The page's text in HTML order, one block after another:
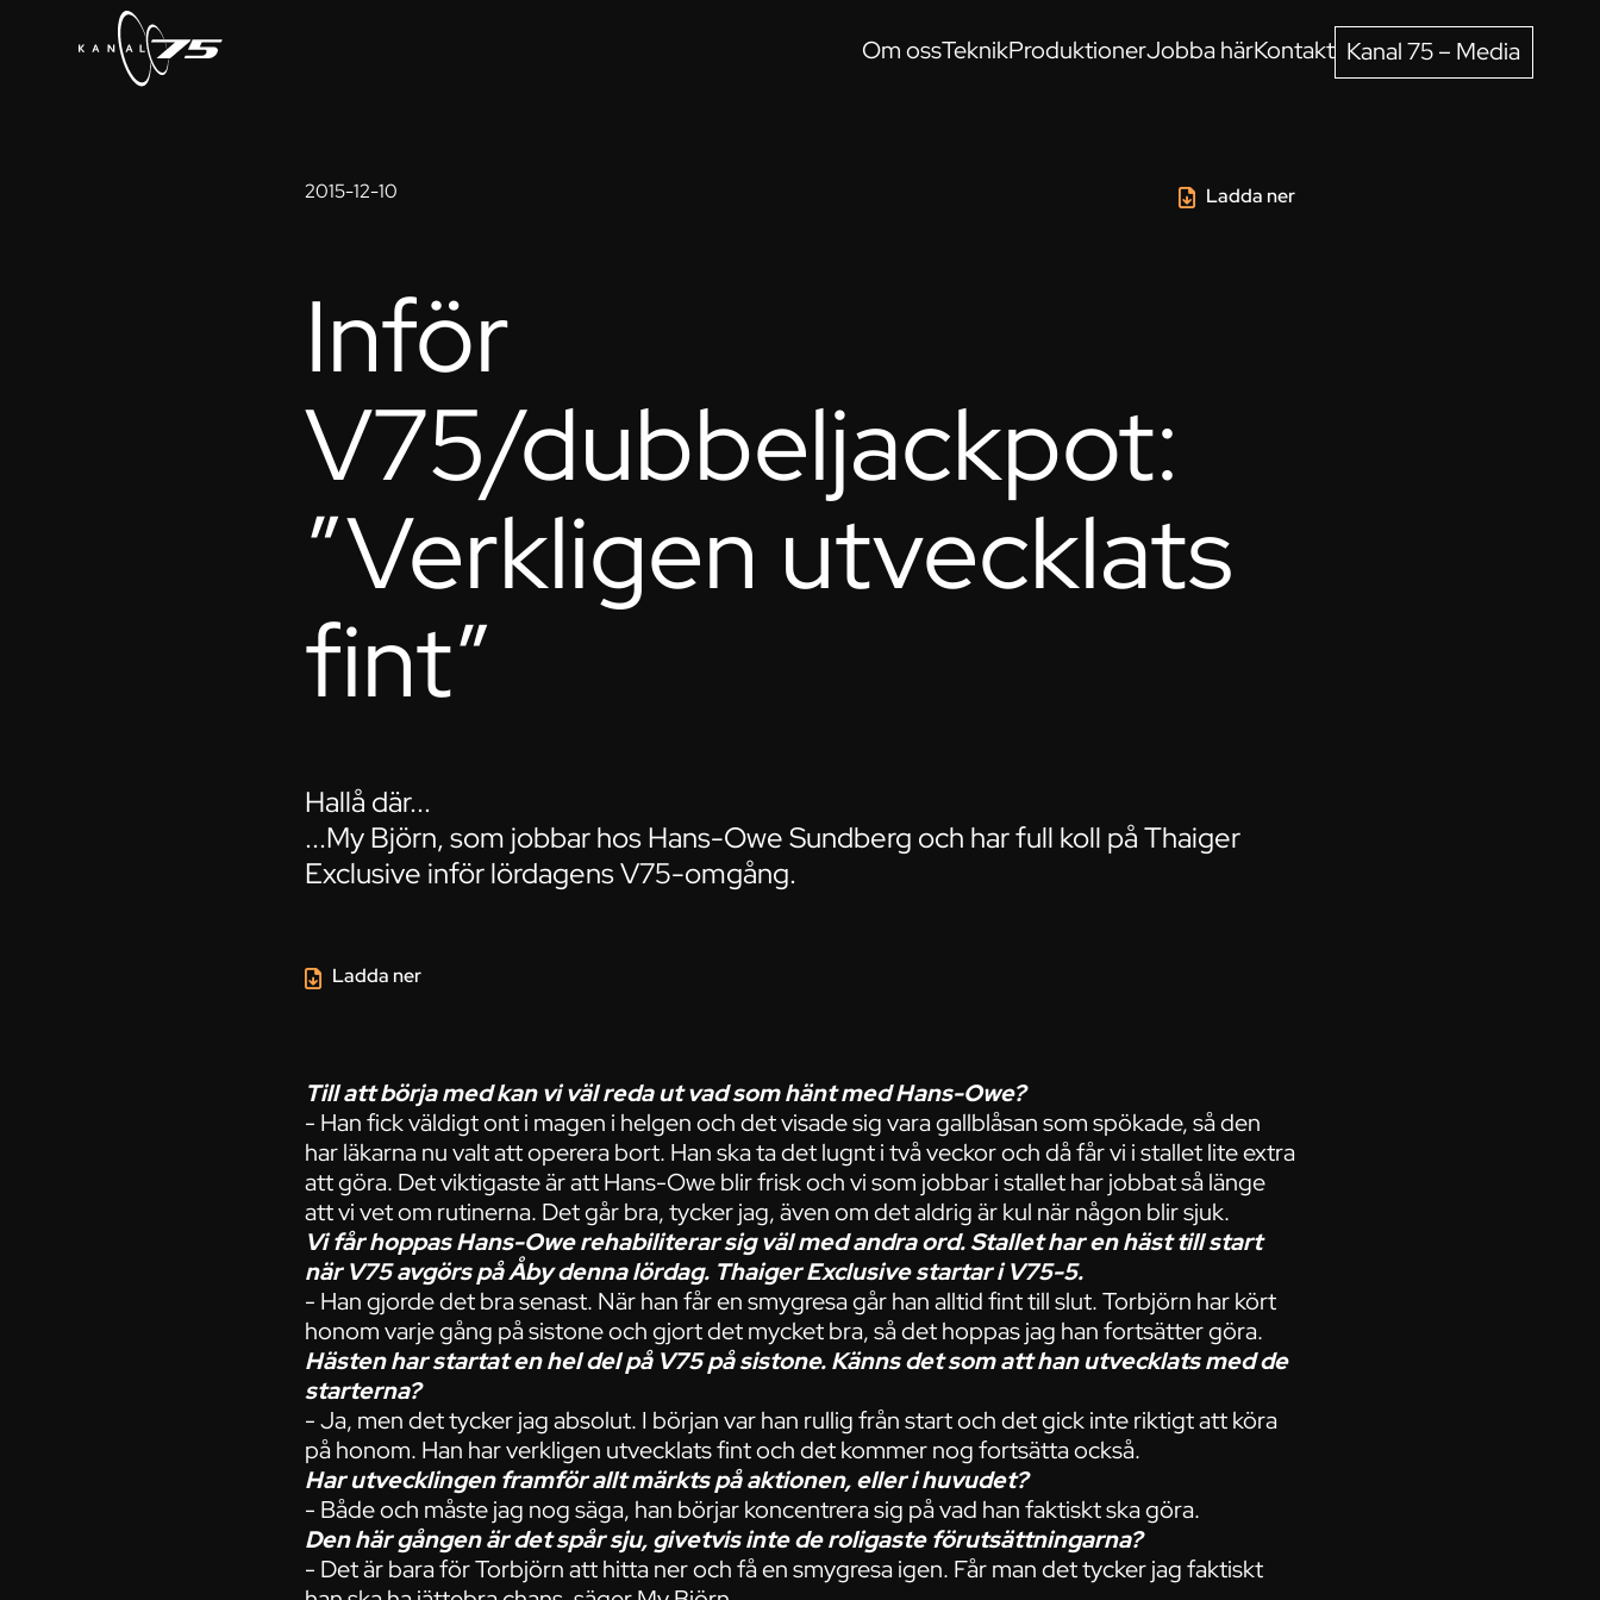
Om ossTeknikProduktionerJobba härKontakt Kanal 75 – Media
2015-12-10 Ladda ner
Inför
V75/dubbeljackpot:
”Verkligen utvecklats
fint”
Hallå där...
...My Björn, som jobbar hos Hans-Owe Sundberg och har full koll på Thaiger
Exclusive inför lördagens V75-omgång.
Till att börja med kan vi väl reda ut vad som hänt med Hans-Owe?
- Han fick väldigt ont i magen i helgen och det visade sig vara gallblåsan som spökade, så den
har läkarna nu valt att operera bort. Han ska ta det lugnt i två veckor och då får vi i stallet lite extra
att göra. Det viktigaste är att Hans-Owe blir frisk och vi som jobbar i stallet har jobbat så länge
att vi vet om rutinerna. Det går bra, tycker jag, även om det aldrig är kul när någon blir sjuk.
Vi får hoppas Hans-Owe rehabiliterar sig väl med andra ord. Stallet har en häst till start
när V75 avgörs på Åby denna lördag. Thaiger Exclusive startar i V75-5.
- Han gjorde det bra senast. När han får en smygresa går han alltid fint till slut. Torbjörn har kört
honom varje gång på sistone och gjort det mycket bra, så det hoppas jag han fortsätter göra.
Hästen har startat en hel del på V75 på sistone. Känns det som att han utvecklats med de
starterna?
- Ja, men det tycker jag absolut. I början var han rullig från start och det gick inte riktigt att köra
på honom. Han har verkligen utvecklats fint och det kommer nog fortsätta också.
Har utvecklingen framför allt märkts på aktionen, eller i huvudet?
- Både och måste jag nog säga, han börjar koncentrera sig på vad han faktiskt ska göra.
Den här gången är det spår sju, givetvis inte de roligaste förutsättningarna?
- Det är bara för Torbjörn att hitta ner och få en smygresa igen. Får man det tycker jag faktiskt
Ladda ner